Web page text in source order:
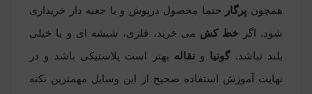
همچون پرگار
حتما محصول درپوش و یا جعبه دار خریداری
شود. اگر خط کش می خرید، فلزی، شیشه ای و یا خیلی
بلند نباشد.گونیا ونقاله بهتر است پلاستیکی باشد و در
نهایت آموزش استفاده صحیح از این وسایل مهمترین نکته